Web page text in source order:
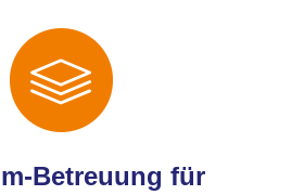
Betreuung für